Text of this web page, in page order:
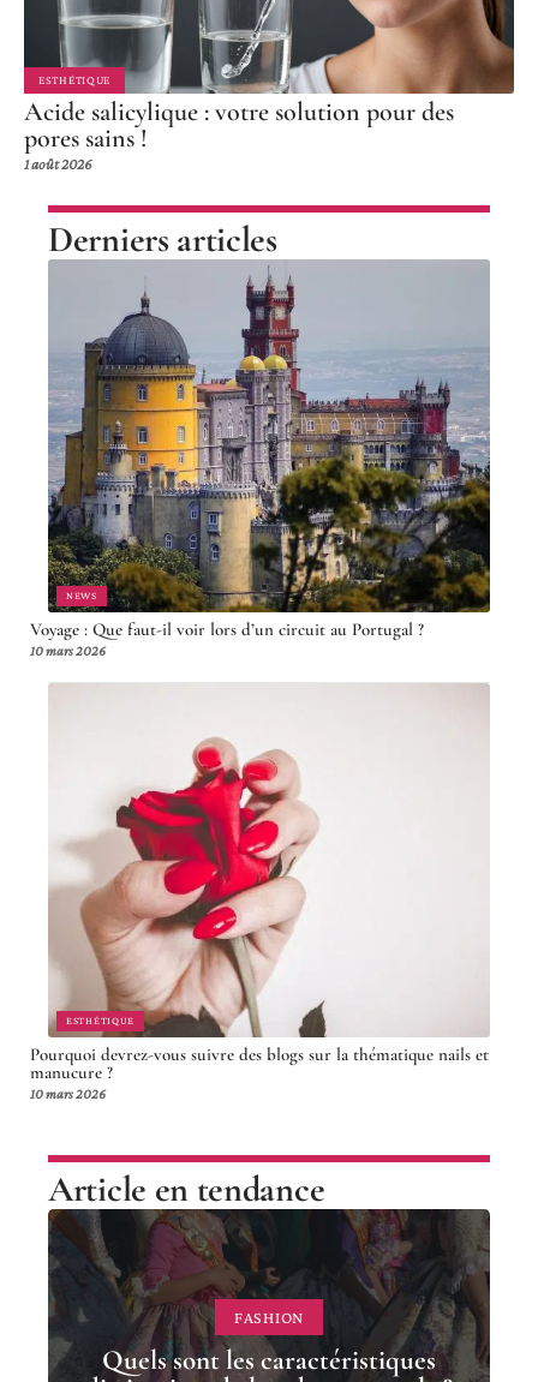
ESTHÉTIQUE
Acide salicylique : votre solution pour des
pores sains !
1 août 2026
Derniers articles
NEWS
Voyage : Que faut-il voir lors d’un circuit au Portugal ?
10 mars 2026
ESTHÉTIQUE
Pourquoi devrez-vous suivre des blogs sur la thématique nails et
manucure ?
10 mars 2026
Article en tendance
FASHION
Quels sont les caractéristiques